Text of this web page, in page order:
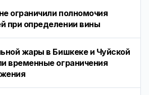
ограничили полномочия
при определении вины
жары в Бишкеке и Чуйской
временные ограничения